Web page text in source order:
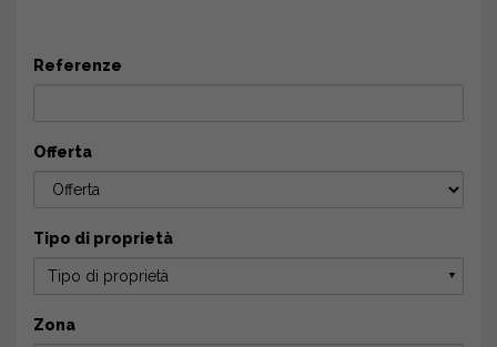
Referenze
Offerta
Tipo di proprietà
Tipo di proprietà ▼
Zona